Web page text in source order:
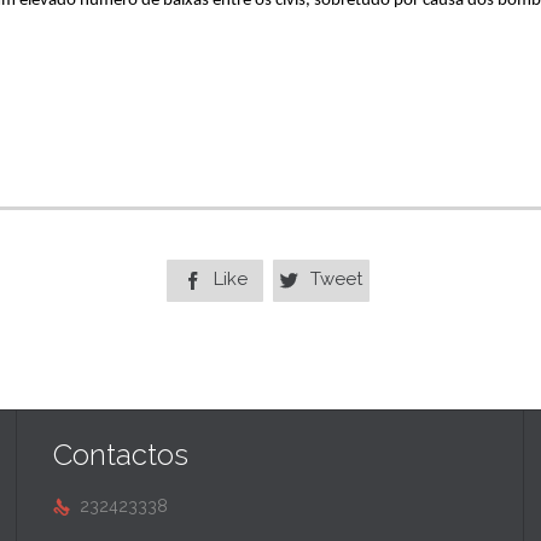
 Like  Tweet
Contactos
 232423338